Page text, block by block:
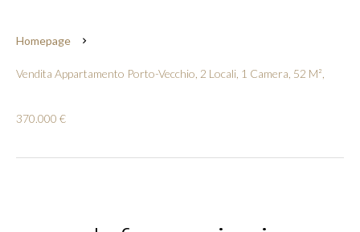
Homepage
Vendita Appartamento Porto-Vecchio, 2 Locali, 1 Camera, 52 M²,
370.000 €